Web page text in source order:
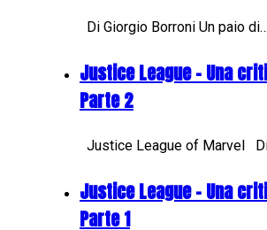
Di Giorgio Borroni Un paio di…
Justice League - Una
Parte 2
Justice League of Marvel
Justice League - Una
Parte 1